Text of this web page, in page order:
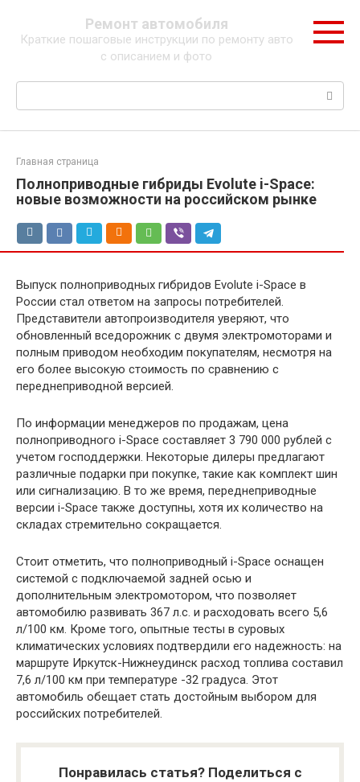
контенту
Ремонт автомобиля
Краткие пошаговые инструкции по ремонту авто
с описанием и фото
Поиск:
Главная страница
Полноприводные гибриды Evolute i-Space:
новые возможности на российском рынке
Выпуск полноприводных гибридов Evolute i-Space в
России стал ответом на запросы потребителей.
Представители автопроизводителя уверяют, что
обновленный вседорожник с двумя электромоторами и
полным приводом необходим покупателям, несмотря на
его более высокую стоимость по сравнению с
переднеприводной версией.
По информации менеджеров по продажам, цена
полноприводного i-Space составляет 3 790 000 рублей с
учетом господдержки. Некоторые дилеры предлагают
различные подарки при покупке, такие как комплект шин
или сигнализацию. В то же время, переднеприводные
версии i-Space также доступны, хотя их количество на
складах стремительно сокращается.
Стоит отметить, что полноприводный i-Space оснащен
системой с подключаемой задней осью и
дополнительным электромотором, что позволяет
автомобилю развивать 367 л.с. и расходовать всего 5,6
л/100 км. Кроме того, опытные тесты в суровых
климатических условиях подтвердили его надежность: на
маршруте Иркутск-Нижнеудинск расход топлива составил
7,6 л/100 км при температуре -32 градуса. Этот
автомобиль обещает стать достойным выбором для
российских потребителей.
Понравилась статья? Поделиться с